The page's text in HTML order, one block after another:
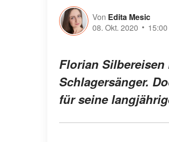
Von Edita Mesic
08. Okt. 2020
15:00
Florian
Schlagersänger.
für seine